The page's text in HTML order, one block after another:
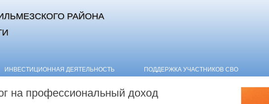
РАЙОНА
Skip to content
ИНВЕСТИЦИОННАЯ ДЕЯТЕЛЬНОСТЬ ПОДДЕРЖКА УЧАСТНИКОВ СВО
на профессиональный доход